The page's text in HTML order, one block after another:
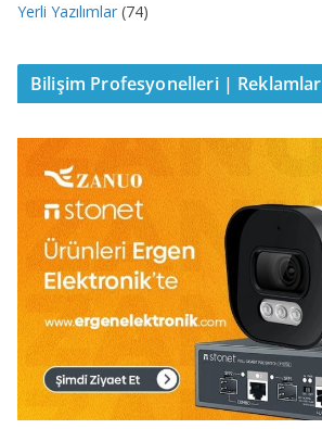
Yerli Yazılımlar (74)
Bilişim Profesyonelleri | Reklamlar